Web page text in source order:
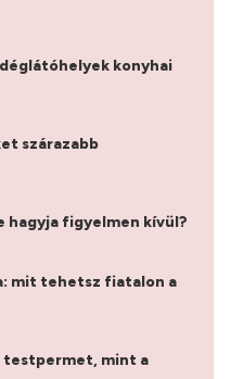
konyhai
szárazabb
hagyja figyelmen kívül?
mit tehetsz fiatalon a
testpermet, mint a